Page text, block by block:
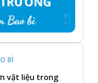
BÌ
vật liệu trong